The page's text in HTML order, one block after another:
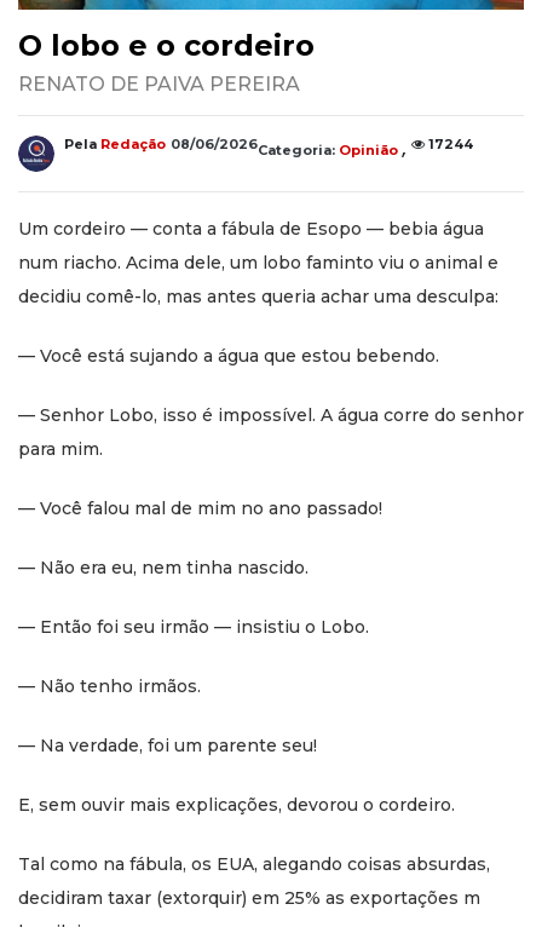
O lobo e o cordeiro
RENATO DE PAIVA PEREIRA
Pela Redação 08/06/2026Categoria: Opinião , 17244
Um cordeiro — conta a fábula de Esopo — bebia água
num riacho. Acima dele, um lobo faminto viu o animal e
decidiu comê-lo, mas antes queria achar uma desculpa:
— Você está sujando a água que estou bebendo.
— Senhor Lobo, isso é impossível. A água corre do senhor
para mim.
— Você falou mal de mim no ano passado!
— Não era eu, nem tinha nascido.
— Então foi seu irmão — insistiu o Lobo.
— Não tenho irmãos.
— Na verdade, foi um parente seu!
E, sem ouvir mais explicações, devorou o cordeiro.
Tal como na fábula, os EUA, alegando coisas absurdas,
decidiram taxar (extorquir) em 25% as exportações m